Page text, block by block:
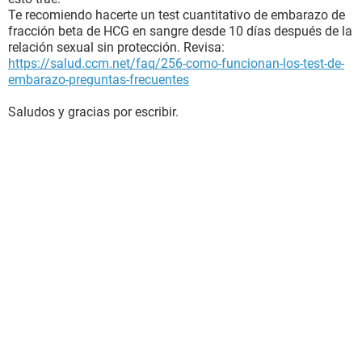
Te recomiendo hacerte un test cuantitativo de embarazo de
fracción beta de HCG en sangre desde 10 días después de la
relación sexual sin protección. Revisa:
https://salud.ccm.net/faq/256-como-funcionan-los-test-de-
embarazo-preguntas-frecuentes
Saludos y gracias por escribir.